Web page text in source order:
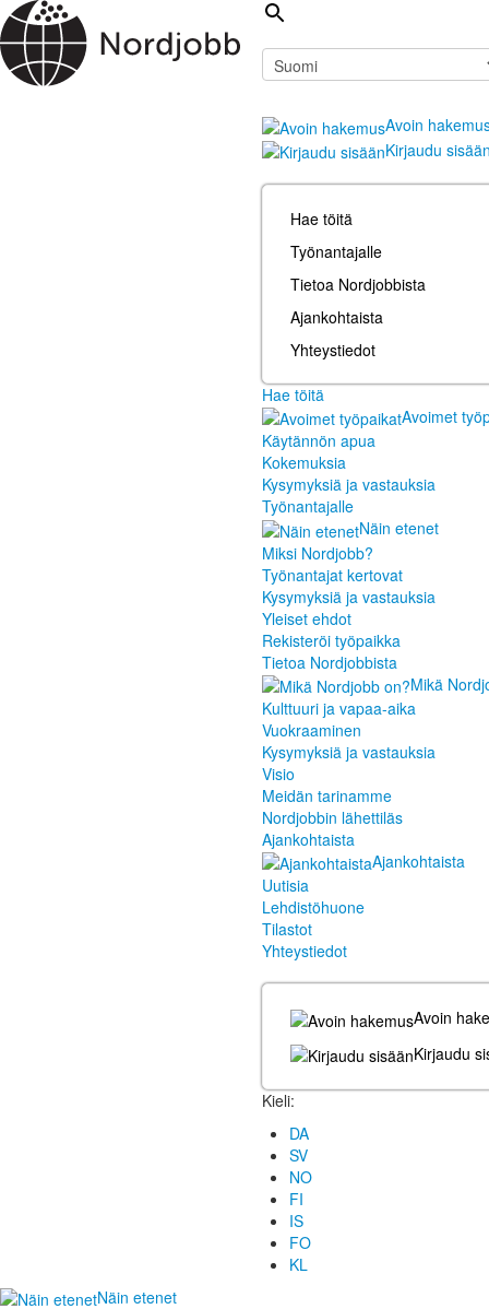
Avoin
Kirjaudu
Hae töitä
Työnantajalle
Tietoa Nordjobbista
Ajankohtaista
Yhteystiedot
Hae töitä
Avoimet
Käytännön apua
Kokemuksia
Kysymyksiä ja vastauksia
Työnantajalle
Näin etenet
Miksi Nordjobb?
Työnantajat kertovat
Kysymyksiä ja vastauksia
Yleiset ehdot
Rekisteröi työpaikka
Tietoa Nordjobbista
Mikä
Kulttuuri ja vapaa-aika
Vuokraaminen
Kysymyksiä ja vastauksia
Visio
Meidän tarinamme
Nordjobbin lähettiläs
Ajankohtaista
Ajankohtaista
Uutisia
Lehdistöhuone
Tilastot
Yhteystiedot
Avoin
Kirjaudu
Kieli:
DA
SV
NO
FI
IS
FO
KL
Näin etenet